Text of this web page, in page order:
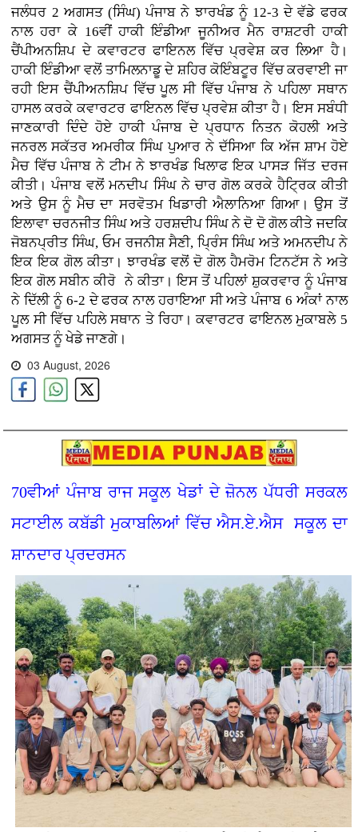
ਜਲੰਧਰ 2 ਅਗਸਤ (ਸਿੰਘ) ਪੰਜਾਬ ਨੇ ਝਾਰਖੰਡ ਨੂੰ 12-3 ਦੇ ਵੱਡੇ ਫਰਕ
ਨਾਲ ਹਰਾ ਕੇ 16ਵੀਂ ਹਾਕੀ ਇੰਡੀਆ ਜੂਨੀਅਰ ਮੈਨ ਰਾਸ਼ਟਰੀ ਹਾਕੀ
ਚੈਂਪੀਅਨਸ਼ਿਪ ਦੇ ਕਵਾਰਟਰ ਫਾਇਨਲ ਵਿੱਚ ਪ੍ਰਵੇਸ਼ ਕਰ ਲਿਆ ਹੈ।
ਹਾਕੀ ਇੰਡੀਆ ਵਲੋਂ ਤਾਮਿਲਨਾਡੂ ਦੇ ਸ਼ਹਿਰ ਕੋਇੰਬਟੂਰ ਵਿੱਚ ਕਰਵਾਈ ਜਾ
ਰਹੀ ਇਸ ਚੈਂਪੀਅਨਸ਼ਿਪ ਵਿੱਚ ਪੂਲ ਸੀ ਵਿੱਚ ਪੰਜਾਬ ਨੇ ਪਹਿਲਾ ਸਥਾਨ
ਹਾਸਲ ਕਰਕੇ ਕਵਾਰਟਰ ਫਾਇਨਲ ਵਿੱਚ ਪ੍ਰਵੇਸ਼ ਕੀਤਾ ਹੈ। ਇਸ ਸਬੰਧੀ
ਜਾਣਕਾਰੀ ਦਿੰਦੇ ਹੋਏ ਹਾਕੀ ਪੰਜਾਬ ਦੇ ਪ੍ਰਧਾਨ ਨਿਤਨ ਕੋਹਲੀ ਅਤੇ
ਜਨਰਲ ਸਕੱਤਰ ਅਮਰੀਕ ਸਿੰਘ ਪੁਆਰ ਨੇ ਦੱਸਿਆ ਕਿ ਅੱਜ ਸ਼ਾਮ ਹੋਏ
ਮੈਚ ਵਿੱਚ ਪੰਜਾਬ ਨੇ ਟੀਮ ਨੇ ਝਾਰਖੰਡ ਖਿਲਾਫ ਇਕ ਪਾਸੜ ਜਿੱਤ ਦਰਜ
ਕੀਤੀ। ਪੰਜਾਬ ਵਲੋਂ ਮਨਦੀਪ ਸਿੰਘ ਨੇ ਚਾਰ ਗੋਲ ਕਰਕੇ ਹੈਟ੍ਰਿਕ ਕੀਤੀ
ਅਤੇ ਉਸ ਨੂੰ ਮੈਚ ਦਾ ਸਰਵੋਤਮ ਖਿਡਾਰੀ ਐਲਾਨਿਆ ਗਿਆ। ਉਸ ਤੋਂ
ਇਲਾਵਾ ਚਰਨਜੀਤ ਸਿੰਘ ਅਤੇ ਹਰਸ਼ਦੀਪ ਸਿੰਘ ਨੇ ਦੋ ਦੋ ਗੋਲ ਕੀਤੇ ਜਦਕਿ
ਜੋਬਨਪ੍ਰੀਤ ਸਿੰਘ, ਓਮ ਰਜਨੀਸ਼ ਸੈਣੀ, ਪ੍ਰਿੰਸ ਸਿੰਘ ਅਤੇ ਅਮਨਦੀਪ ਨੇ
ਇਕ ਇਕ ਗੋਲ ਕੀਤਾ। ਝਾਰਖੰਡ ਵਲੋਂ ਦੋ ਗੋਲ ਹੈਮਰੋਮ ਟਿਨਟੱਸ ਨੇ ਅਤੇ
ਇਕ ਗੋਲ ਸਬੀਨ ਕੀਰੋ ਨੇ ਕੀਤਾ। ਇਸ ਤੋਂ ਪਹਿਲਾਂ ਸ਼ੁਕਰਵਾਰ ਨੂੰ ਪੰਜਾਬ
ਨੇ ਦਿੱਲੀ ਨੂੰ 6-2 ਦੇ ਫਰਕ ਨਾਲ ਹਰਾਇਆ ਸੀ ਅਤੇ ਪੰਜਾਬ 6 ਅੰਕਾਂ ਨਾਲ
ਪੂਲ ਸੀ ਵਿੱਚ ਪਹਿਲੇ ਸਥਾਨ ਤੇ ਰਿਹਾ। ਕਵਾਰਟਰ ਫਾਇਨਲ ਮੁਕਾਬਲੇ 5
ਅਗਸਤ ਨੂੰ ਖੇਡੇ ਜਾਣਗੇ।
03 August, 2026
70ਵੀਆਂ ਪੰਜਾਬ ਰਾਜ ਸਕੂਲ ਖੇਡਾਂ ਦੇ ਜ਼ੋਨਲ ਪੱਧਰੀ ਸਰਕਲ
ਸਟਾਈਲ ਕਬੱਡੀ ਮੁਕਾਬਲਿਆਂ ਵਿੱਚ ਐਸ.ਏ.ਐਸ ਸਕੂਲ ਦਾ
ਸ਼ਾਨਦਾਰ ਪ੍ਰਦਰਸਨ